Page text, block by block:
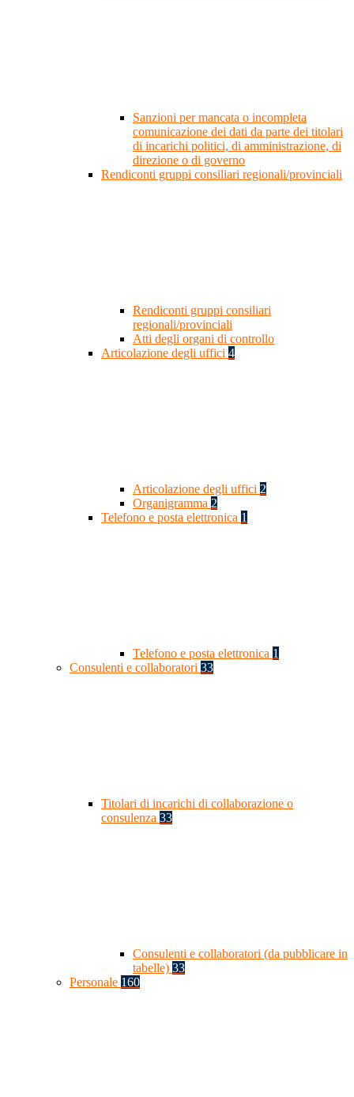
Sanzioni per mancata o incompleta
comunicazione dei dati da parte dei titolari
di incarichi politici, di amministrazione, di
direzione o di governo
Rendiconti gruppi consiliari regionali/provinciali
Rendiconti gruppi consiliari
regionali/provinciali
Atti degli organi di controllo
Articolazione degli uffici 4
Articolazione degli uffici 2
Organigramma 2
Telefono e posta elettronica 1
Telefono e posta elettronica 1
Consulenti e collaboratori 33
Titolari di incarichi di collaborazione o
consulenza 33
Consulenti e collaboratori (da pubblicare in
tabelle) 33
Personale 160